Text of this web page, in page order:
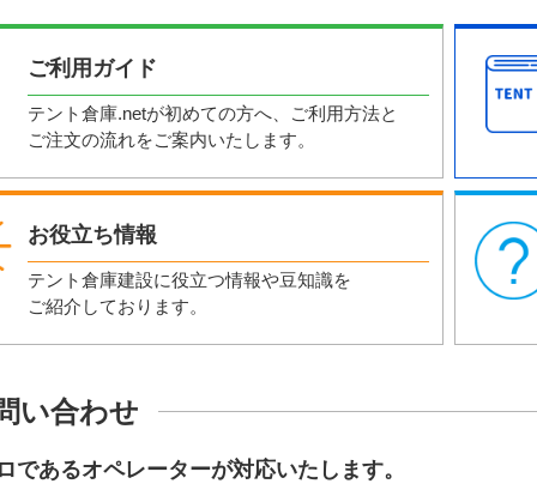
ご利用ガイド
テント倉庫.netが初めての方へ、ご利用方法と
ご注文の流れをご案内いたします。
お役立ち情報
テント倉庫建設に役立つ情報や豆知識を
ご紹介しております。
い合わせ
であるオペレーターが対応いたします。